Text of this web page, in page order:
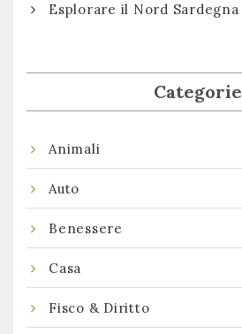
Esplorare il Nord Sardegna
Categorie
Animali
Auto
Benessere
Casa
Fisco & Diritto